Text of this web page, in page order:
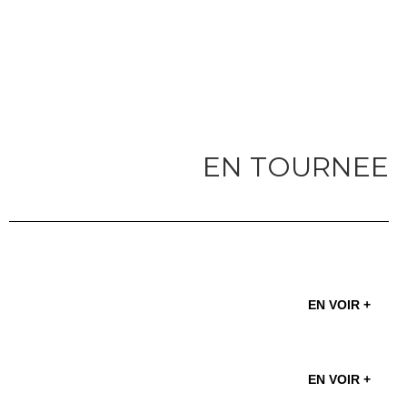
EN TOURNEE
EN VOIR +
EN VOIR +